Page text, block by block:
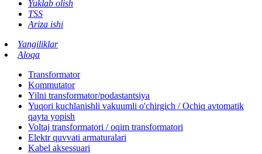
Yuklab olish
TSS
Ariza ishi
Yangiliklar
Aloqa
Transformator
Kommutator
Yilni transformator/podastantsiya
Yuqori kuchlanishli vakuumli o'chirgich / Ochiq avtomatik
qayta yopish
Voltaj transformatori / oqim transformatori
Elektr quvvati armaturalari
Kabel aksessuari